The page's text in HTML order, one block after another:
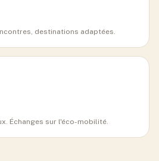
destinations adaptées.
Échanges sur l'éco-mobilité.